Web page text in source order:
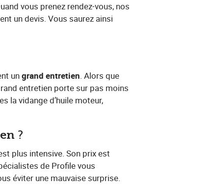
vous prenez rendez-vous, nos
un devis. Vous saurez ainsi
un​ grand entretien​. Alors que
entretien porte sur pas moins
la vidange d’huile moteur,
​?
plus intensive. Son prix est
de Profile vous
éviter une mauvaise surprise.